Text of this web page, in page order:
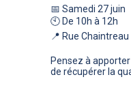
📅 Samedi 27 juin
🕙 De 10h à 12h
📍 Rue
Pensez à
de récupérer la